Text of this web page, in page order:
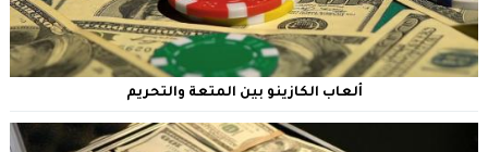
ألعاب الكازينو بين المتعة والتحريم